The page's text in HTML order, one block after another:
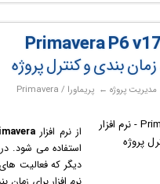
زمان بندی و کنترل پروژه
از نرم افزار
استفاده می شود.
دیگر که فعالیت